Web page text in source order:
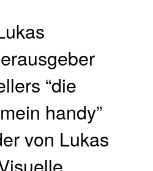
“die
handy”
von Lukas